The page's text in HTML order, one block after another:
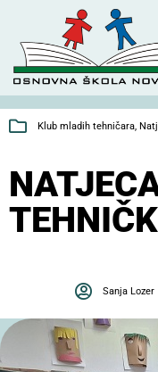
Klub mladih tehničara,
Sanja Lozer